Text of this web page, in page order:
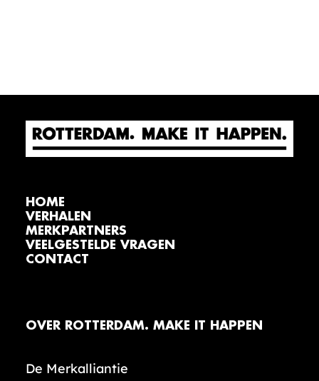
HOME
VERHALEN
MERKPARTNERS
VEELGESTELDE VRAGEN
CONTACT
OVER ROTTERDAM. MAKE IT HAPPEN
De Merkalliantie